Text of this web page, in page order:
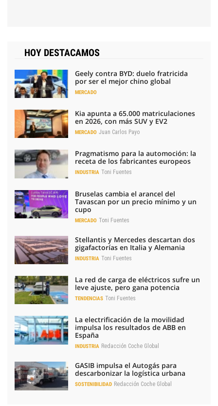
HOY DESTACAMOS
Geely contra BYD: duelo fratricida
por ser el mejor chino global
MERCADO
Kia apunta a 65.000 matriculaciones
en 2026, con más SUV y EV2
MERCADO Juan Carlos Payo
Pragmatismo para la automoción: la
receta de los fabricantes europeos
INDUSTRIA Toni Fuentes
Bruselas cambia el arancel del
Tavascan por un precio mínimo y un
cupo
MERCADO Toni Fuentes
Stellantis y Mercedes descartan dos
gigafactorías en Italia y Alemania
INDUSTRIA Toni Fuentes
La red de carga de eléctricos sufre un
leve ajuste, pero gana potencia
TENDENCIAS Toni Fuentes
La electrificación de la movilidad
impulsa los resultados de ABB en
España
INDUSTRIA Redacción Coche Global
GASIB impulsa el Autogás para
descarbonizar la logística urbana
SOSTENIBILIDAD Redacción Coche Global